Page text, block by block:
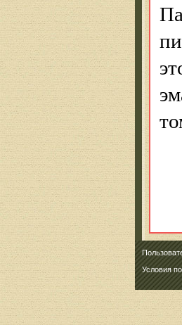
Условия